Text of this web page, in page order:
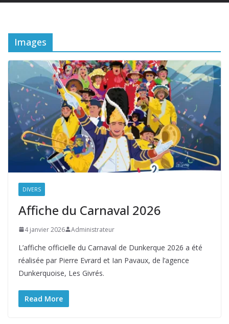
Images
DIVERS
Affiche du Carnaval 2026
4 janvier 2026 Administrateur
L’affiche officielle du Carnaval de Dunkerque 2026 a été
réalisée par Pierre Evrard et Ian Pavaux, de l’agence
Dunkerquoise, Les Givrés.
Read More